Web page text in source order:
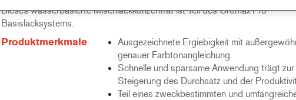
Dieses wasserbasierte Mischlackkonzentrat ist Teil des Cromax Pro
Basislacksystems.
Produktmerkmale
Ausgezeichnete Ergiebigkeit mit
genauer Farbtonangleichung.
Schnelle und sparsame Anwendung trägt zur
Steigerung des Durchsatz und der
Teil eines zweckbestimmten und